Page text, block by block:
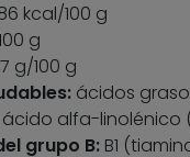
kcal/100 g
g
g/100 g
ácidos
alfa-linolénico
grupo B: B1